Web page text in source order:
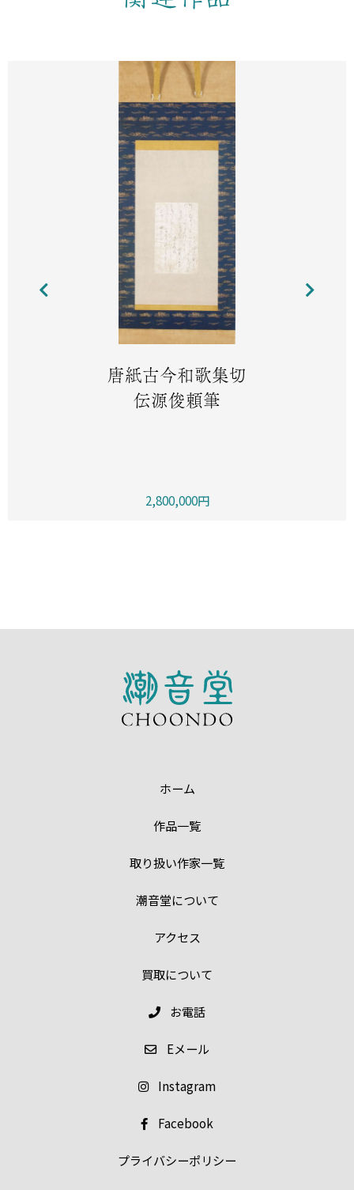
唐紙古今和歌集切
伝源俊頼筆
2,800,000円
ホーム
作品一覧
取り扱い作家一覧
潮音堂について
アクセス
買取について
お電話
Eメール
Instagram
Facebook
プライバシーポリシー